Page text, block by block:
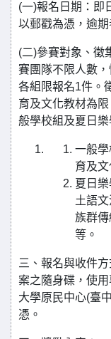
(一)報名日期：即
以郵戳為憑，逾期
(二)參賽對象、徵
賽團隊不限人數
各組限報名1件。
育及文化教材為
般學校組及夏日樂
一般
育及文
夏日
土語
族群
等。
三、報名與收件
案之隨身碟，使
大學原民中心(臺
憑。